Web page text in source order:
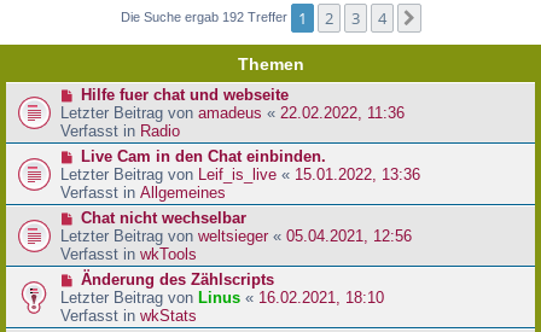
Die Suche ergab 192 Treffer 1 2 3 4
Themen
N
e
u
e
r
B
e
t
r
a
g
Hilfe fuer chat und webseite
Letzter Beitrag von amadeus « 22.02.2022, 11:36
Verfasst in Radio
N
e
u
e
r
B
e
t
r
Live Cam in den Chat einbinden.
Letzter Beitrag von Leif_is_live « 15.01.2022, 13:36
Verfasst in Allgemeines
N
e
u
e
r
B
e
Chat nicht wechselbar
Letzter Beitrag von weltsieger « 05.04.2021, 12:56
Verfasst in wkTools
N
e
u
Änderung des Zählscripts
Letzter Beitrag von Linus « 16.02.2021, 18:10
Verfasst in wkStats